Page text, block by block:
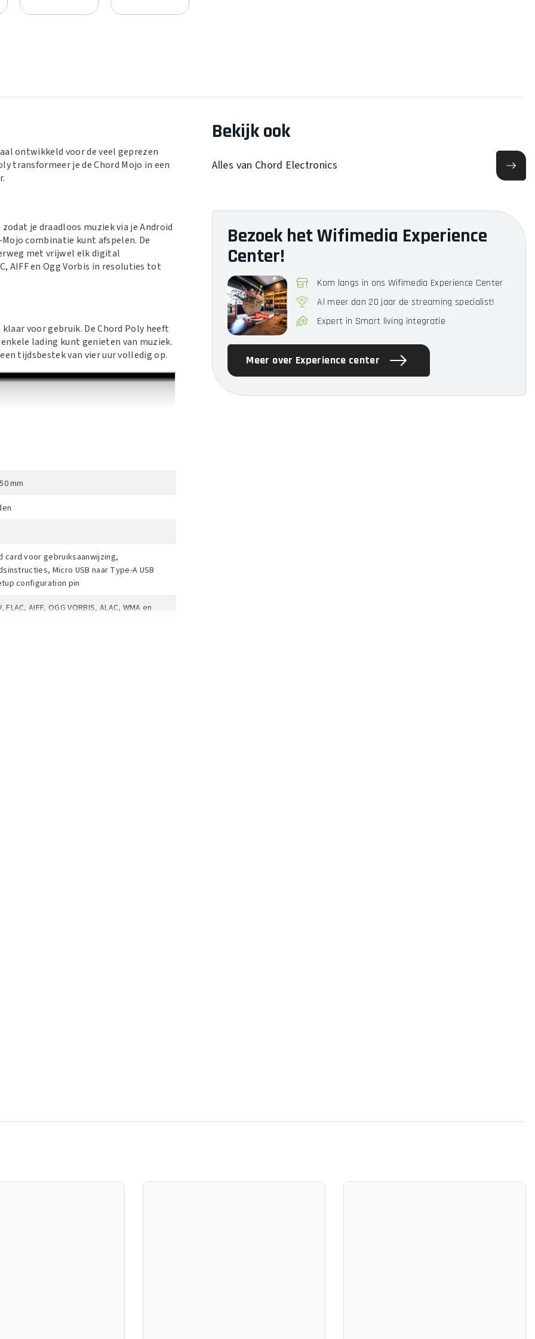
ontwikkeld voor de veel geprezen
transformeer je de Chord Mojo in een
je draadloos muziek via je Android
combinatie kunt afspelen. De
met vrijwel elk digital
AIFF en Ogg Vorbis in resoluties tot
voor gebruik. De Chord Poly heeft
lading kunt genieten van muziek.
tijdsbestek van vier uur volledig op.
mm
card voor gebruiksaanwijzing,
Micro USB naar Type-A USB
configuration pin
FLAC, AIFF, OGG VORBIS, ALAC, WMA en
Bekijk ook
Alles van Chord Electronics
Bezoek het Wifimedia Experience
Center!
Kom langs in ons Wifimedia Experience Center
Al meer dan 20 jaar de streaming specialist!
Expert in Smart living integratie
Meer over Experience center